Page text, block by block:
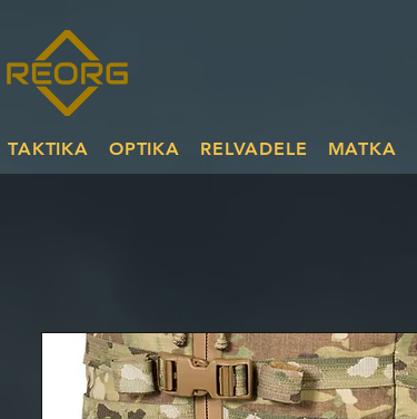
TAKTIKA OPTIKA RELVADELE MATKA